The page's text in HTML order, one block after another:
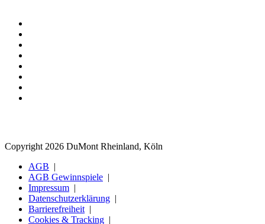
Copyright 2026 DuMont Rheinland, Köln
AGB
AGB Gewinnspiele
Impressum
Datenschutzerklärung
Barrierefreiheit
Cookies & Tracking